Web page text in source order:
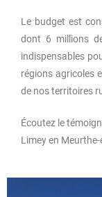
Le budget est
dont 6 millions
indispensables
régions agricoles
de nos territoires
Écoutez le
Limey en